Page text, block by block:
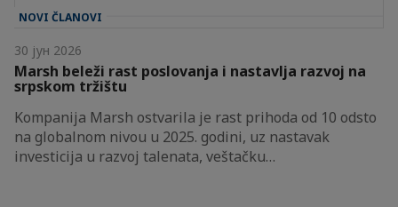
NOVI ČLANOVI
30 јун 2026
Marsh beleži rast poslovanja i nastavlja razvoj na
srpskom tržištu
Kompanija Marsh ostvarila je rast prihoda od 10 odsto
na globalnom nivou u 2025. godini, uz nastavak
investicija u razvoj talenata, veštačku…